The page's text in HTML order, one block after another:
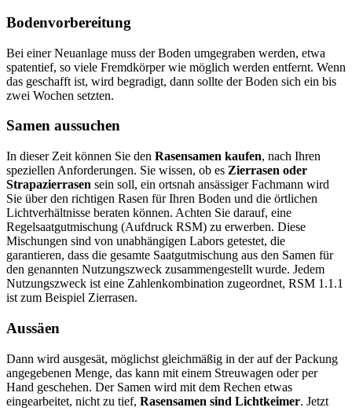
Bodenvorbereitung
Bei einer Neuanlage muss der Boden umgegraben werden, etwa
spatentief, so viele Fremdkörper wie möglich werden entfernt. Wenn
das geschafft ist, wird begradigt, dann sollte der Boden sich ein bis
zwei Wochen setzten.
Samen aussuchen
In dieser Zeit können Sie den Rasensamen kaufen, nach Ihren
speziellen Anforderungen. Sie wissen, ob es Zierrasen oder
Strapazierrasen sein soll, ein ortsnah ansässiger Fachmann wird
Sie über den richtigen Rasen für Ihren Boden und die örtlichen
Lichtverhältnisse beraten können. Achten Sie darauf, eine
Regelsaatgutmischung (Aufdruck RSM) zu erwerben. Diese
Mischungen sind von unabhängigen Labors getestet, die
garantieren, dass die gesamte Saatgutmischung aus den Samen für
den genannten Nutzungszweck zusammengestellt wurde. Jedem
Nutzungszweck ist eine Zahlenkombination zugeordnet, RSM 1.1.1
ist zum Beispiel Zierrasen.
Aussäen
Dann wird ausgesät, möglichst gleichmäßig in der auf der Packung
angegebenen Menge, das kann mit einem Streuwagen oder per
Hand geschehen. Der Samen wird mit dem Rechen etwas
eingearbeitet, nicht zu tief, Rasensamen sind Lichtkeimer. Jetzt